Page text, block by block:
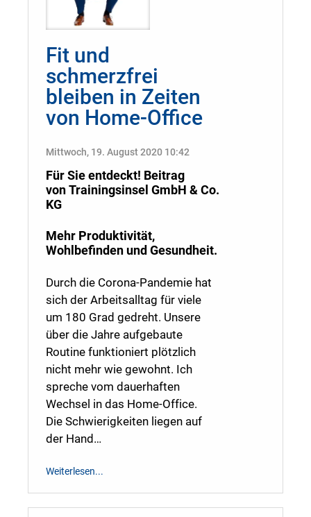
Fit und
schmerzfrei
bleiben in Zeiten
von Home-Office
Mittwoch, 19. August 2020 10:42
Für Sie entdeckt! Beitrag
vonTrainingsinsel GmbH & Co.
KG
Mehr Produktivität,
Wohlbefinden und Gesundheit.
Durch die Corona-Pandemie hat
sich der Arbeitsalltag für viele
um 180 Grad gedreht. Unsere
über die Jahre aufgebaute
Routine funktioniert plötzlich
nicht mehr wie gewohnt. Ich
spreche vom dauerhaften
Wechsel in das Home-Office.
Die Schwierigkeiten liegen auf
der Hand…
Weiterlesen...